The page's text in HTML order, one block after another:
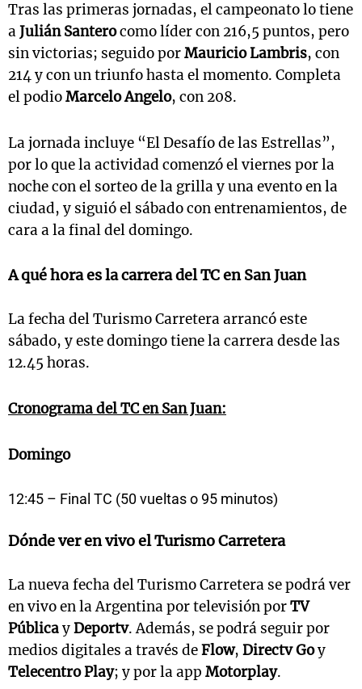
Tras las primeras jornadas, el campeonato lo tiene
aJulián Santerocomo líder con 216,5 puntos, pero
sin victorias; seguido porMauricio Lambris, con
214 y con un triunfo hasta el momento. Completa
el podioMarcelo Angelo, con 208.
La jornada incluye “El Desafío de las Estrellas”,
por lo que la actividad comenzó el viernes por la
noche con el sorteo de la grilla y una evento en la
ciudad, y siguió el sábado con entrenamientos, de
cara a la final del domingo.
A qué hora es la carrera del TC en San Juan
La fecha del Turismo Carretera arrancó este
sábado, y este domingo tiene la carrera desde las
12.45 horas.
Cronograma del TC en San Juan:
Domingo
12:45 – Final TC (50 vueltas o 95 minutos)
Dónde ver en vivo el Turismo Carretera
La nueva fecha del Turismo Carretera se podrá ver
en vivo en la Argentina por televisión porTV
PúblicayDeportv. Además, se podrá seguir por
medios digitales a través deFlow, Directv Goy
Telecentro Play; y por la app Motorplay.